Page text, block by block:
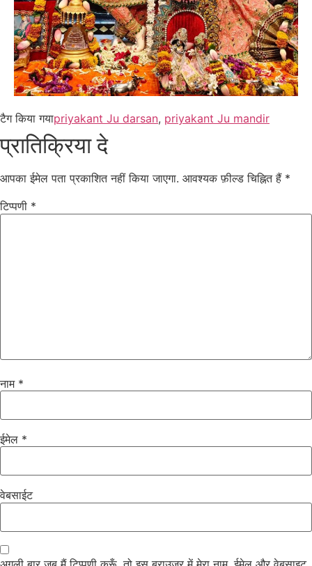
टैग किया गयाpriyakant Ju darsan, priyakant Ju mandir
प्रातिक्रिया दे
आपका ईमेल पता प्रकाशित नहीं किया जाएगा. आवश्यक फ़ील्ड चिह्नित हैं *
टिप्पणी *
नाम *
ईमेल *
वेबसाईट